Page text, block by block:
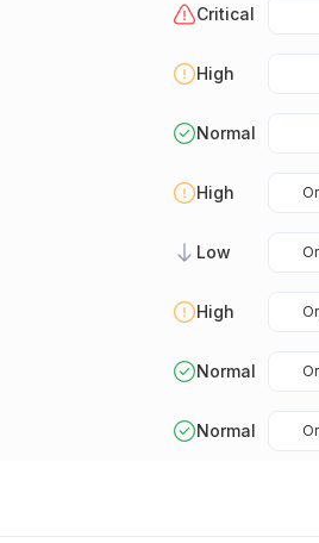
Critical
High
Normal
High
Low
High
Normal
Normal